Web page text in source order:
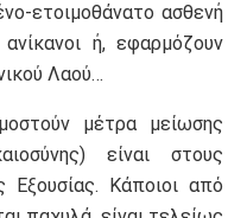
ετοιμοθάνατο ασθενή
ή, εφαρμόζουν
Λαού…
μέτρα μείωσης
είναι στους
Κάποιοι από